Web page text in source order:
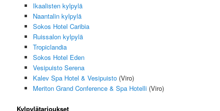
Ikaalisten kylpylä
Naantalin kylpylä
Sokos Hotel Caribia
Ruissalon kylpylä
Tropiclandia
Sokos Hotel Eden
Vesipuisto Serena
Kalev Spa Hotel & Vesipuisto(Viro)
Meriton Grand Conference & Spa Hotelli(Viro)
Kylpylätarjoukset